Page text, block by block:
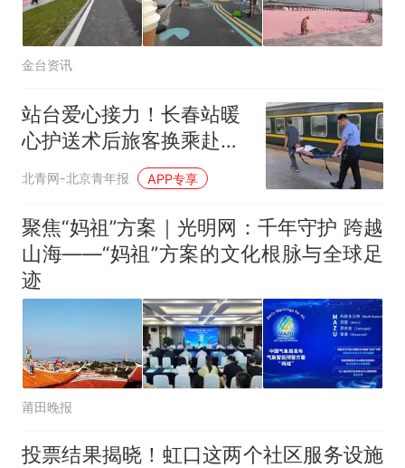
金台资讯
站台爱心接力！长春站暖
心护送术后旅客换乘赴长
白山
北青网-北京青年报 APP专享
聚焦“妈祖”方案｜光明网：千年守护 跨越
山海——“妈祖”方案的文化根脉与全球足
迹
莆田晚报
投票结果揭晓！虹口这两个社区服务设施